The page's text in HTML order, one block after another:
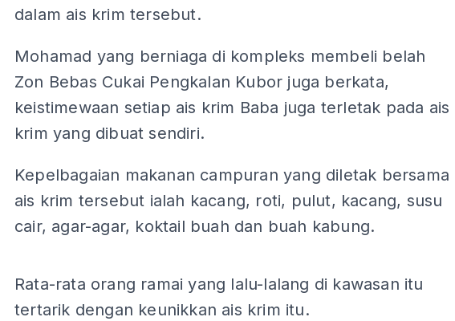
dalam ais krim tersebut.
Mohamad yang berniaga di kompleks membeli belah
Zon Bebas Cukai Pengkalan Kubor juga berkata,
keistimewaan setiap ais krim Baba juga terletak pada ais
krim yang dibuat sendiri.
Kepelbagaian makanan campuran yang diletak bersama
ais krim tersebut ialah kacang, roti, pulut, kacang, susu
cair, agar-agar, koktail buah dan buah kabung.
Rata-rata orang ramai yang lalu-lalang di kawasan itu
tertarik dengan keunikkan ais krim itu.